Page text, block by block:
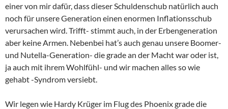
einer von mir dafür, dass dieser Schuldenschub natürlich auch
noch für unsere Generation einen enormen Inflationsschub
verursachen wird. Trifft- stimmt auch, in der Erbengeneration
aber keine Armen. Nebenbei hat’s auch genau unsere Boomer-
und Nutella-Generation- die grade an der Macht war oder ist,
ja auch mit ihrem Wohlfühl- und wir machen alles so wie
gehabt -Syndrom versiebt.
Wir legen wie Hardy Krüger im Flug des Phoenix grade die